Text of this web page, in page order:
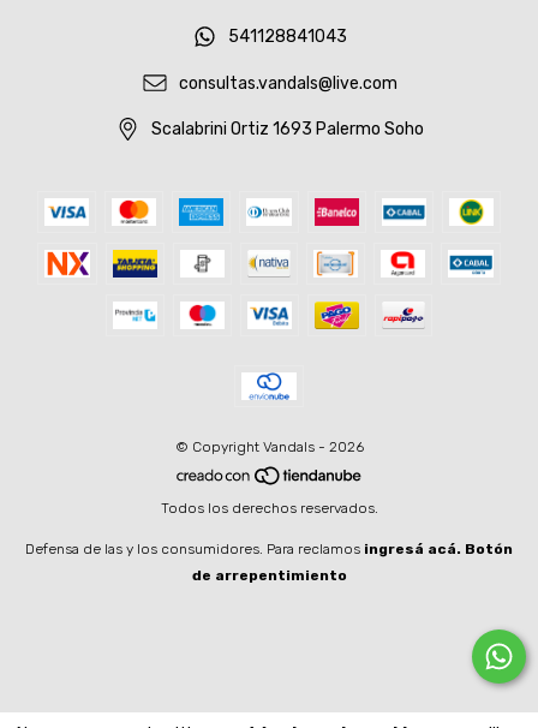
541128841043
consultas.vandals@live.com
Scalabrini Ortiz 1693 Palermo Soho
© Copyright Vandals - 2026
Todos los derechos reservados.
Defensa de las y los consumidores. Para reclamos ingresá acá. Botón
de arrepentimiento